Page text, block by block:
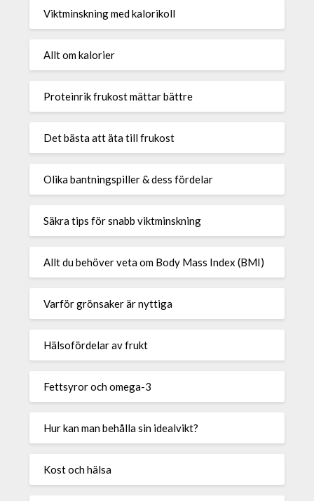
Viktminskning med kalorikoll
Allt om kalorier
Proteinrik frukost mättar bättre
Det bästa att äta till frukost
Olika bantningspiller & dess fördelar
Säkra tips för snabb viktminskning
Allt du behöver veta om Body Mass Index (BMI)
Varför grönsaker är nyttiga
Hälsofördelar av frukt
Fettsyror och omega-3
Hur kan man behålla sin idealvikt?
Kost och hälsa